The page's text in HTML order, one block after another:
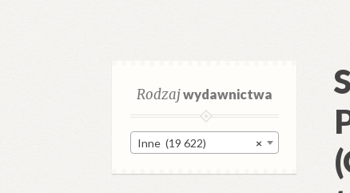
Rodzajwydawnictwa
×
Inne (19 622)